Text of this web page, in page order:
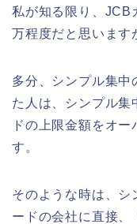
私が知る限り、JCB
万程度だと思います
多分、シンプル集中
た人は、シンプル集
ドの上限金額をオ
す。
そのような時は、シ
ードの会社に直接